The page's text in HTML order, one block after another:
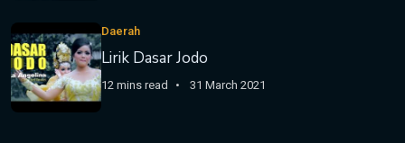
Daerah
Lirik Dasar Jodo
12 mins read 31 March 2021